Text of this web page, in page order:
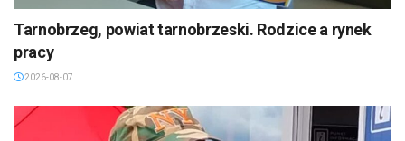
Tarnobrzeg, powiat tarnobrzeski. Rodzice a rynek
pracy
2026-08-07